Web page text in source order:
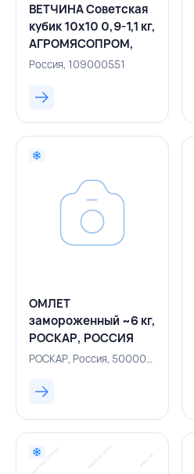
ВЕТЧИНА Советская
кубик 10х10 0,9-1,1 кг,
АГРОМЯСОПРОМ,
РОССИЯ
Россия, 109000551
ОМЛЕТ
замороженный ~6 кг,
РОСКАР, РОССИЯ
РОСКАР, Россия, 500005849